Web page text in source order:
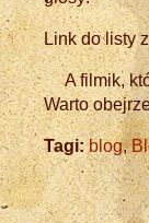
Link do listy
A filmik,
Warto
Tagi:blog,